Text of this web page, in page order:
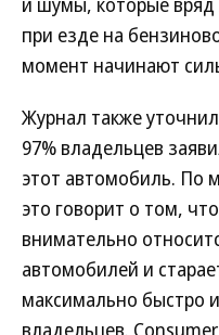
при езде на
момент начинают
Журнал также
97% владельцев
этот автомобиль. По
это говорит о том,
внимательно
автомобилей и
максимально быстро